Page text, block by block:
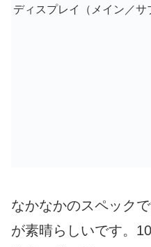
ディスプレイ（メイン／サ
なかなかのスペック
が素晴らしいです。